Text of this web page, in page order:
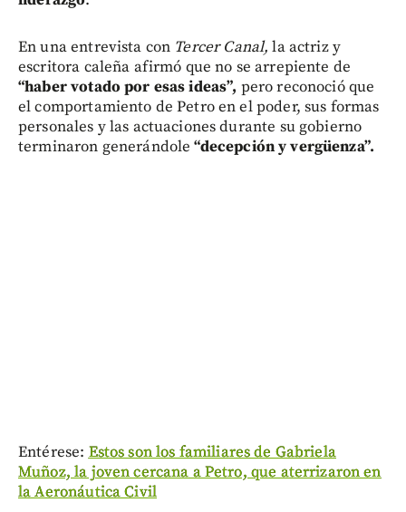
En una entrevista con Tercer Canal, la actriz y
escritora caleña afirmó que no se arrepiente de
“haber votado por esas ideas”, pero reconoció que
el comportamiento de Petro en el poder, sus formas
personales y las actuaciones durante su gobierno
terminaron generándole“decepción y vergüenza”.
Entérese:Estos son los familiares de Gabriela
Muñoz, la joven cercana a Petro, que aterrizaron en
la Aeronáutica Civil